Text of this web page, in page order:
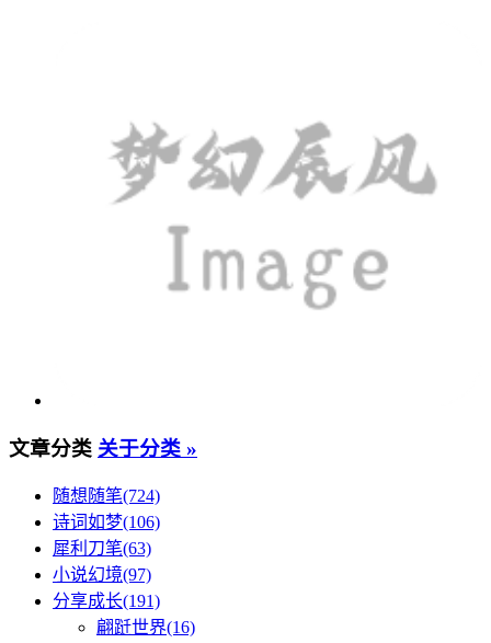
文章分类 关于分类 »
随想随笔(724)
诗词如梦(106)
犀利刀笔(63)
小说幻境(97)
分享成长(191)
翩跹世界(16)